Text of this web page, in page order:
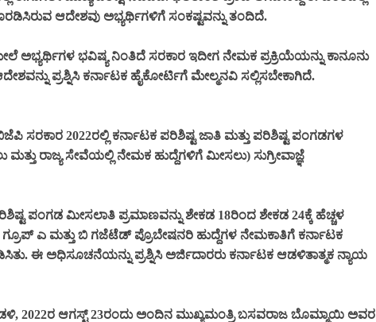
ಆದೇಶವು ಅಭ್ಯರ್ಥಿಗಳಿಗೆ ಸಂಕಷ್ಟವನ್ನು ತಂದಿದೆ.
ಅಭ್ಯರ್ಥಿಗಳ ಭವಿಷ್ಯ ನಿಂತಿದೆ ಸರಕಾರ ಇದೀಗ ನೇಮಕ ಪ್ರಕ್ರಿಯೆಯನ್ನು ಕಾನೂನು
ಪ್ರಶ್ನಿಸಿ ಕರ್ನಾಟಕ ಹೈಕೋರ್ಟಿಗೆ ಮೇಲ್ಮನವಿ ಸಲ್ಲಿಸಬೇಕಾಗಿದೆ.
ಸರಕಾರ 2022ರಲ್ಲಿ ಕರ್ನಾಟಕ ಪರಿಶಿಷ್ಟ ಜಾತಿ ಮತ್ತು ಪರಿಶಿಷ್ಟ ಪಂಗಡಗಳ
ಮತ್ತು ರಾಜ್ಯ ಸೇವೆಯಲ್ಲಿ ನೇಮಕ ಹುದ್ದೆಗಳಿಗೆ ಮೀಸಲು) ಸುಗ್ರೀವಾಜ್ಞೆ
ಪಂಗಡ ಮೀಸಲಾತಿ ಪ್ರಮಾಣವನ್ನು ಶೇಕಡ 18ರಿಂದ ಶೇಕಡ 24ಕ್ಕೆ ಹೆಚ್ಚಳ
ಎ ಮತ್ತು ಬಿ ಗಜೆಟೆಡ್ ಪ್ರೊಬೇಷನರಿ ಹುದ್ದೆಗಳ ನೇಮಕಾತಿಗೆ ಕರ್ನಾಟಕ
ಈ ಅಧಿಸೂಚನೆಯನ್ನು ಪ್ರಶ್ನಿಸಿ ಅರ್ಜಿದಾರರು ಕರ್ನಾಟಕ ಆಡಳಿತಾತ್ಮಕ ನ್ಯಾಯ
ಆಗಸ್ಟ್ 23ರಂದು ಅಂದಿನ ಮುಖ್ಯಮಂತ್ರಿ ಬಸವರಾಜ ಬೊಮ್ಮಾಯಿ ಅವರ